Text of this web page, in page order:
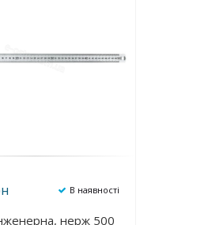
В наявності
нерж 500